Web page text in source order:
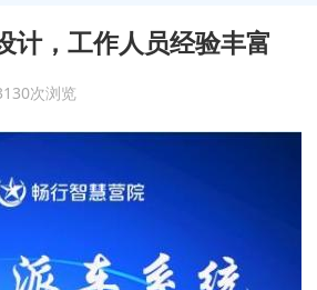
计，工作人员经验丰富
次浏览